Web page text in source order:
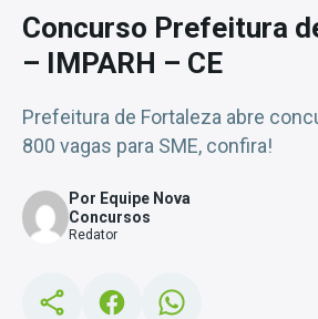
Concurso Prefeitura
– IMPARH – CE
Prefeitura de Fortaleza abre
800 vagas para SME, confira!
Por Equipe Nova
Concursos
Redator